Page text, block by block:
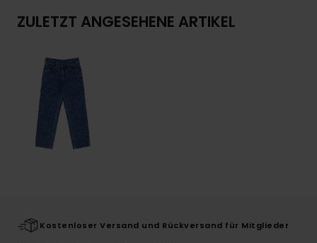
ZULETZT ANGESEHENE ARTIKEL
Kostenloser Versand und Rückversand für Mitglieder